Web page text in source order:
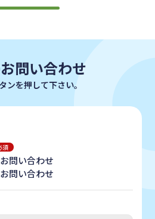
問い合わせ
ンを押して下さい。
須
問い合わせ
問い合わせ